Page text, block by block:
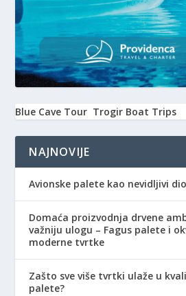
Blue Cave Tour Trogir Boat Trips
NAJNOVIJE
Avionske palete kao nevidljivi
Domaća proizvodnja drvene
važniju ulogu – Fagus palete i
moderne tvrtke
Zašto sve više tvrtki ulaže u
palete?